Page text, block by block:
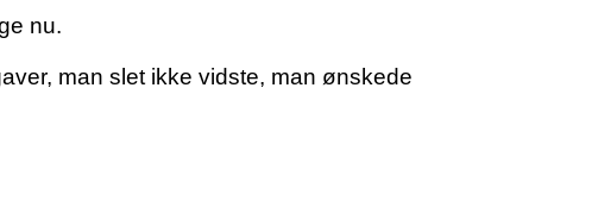
nu.
man slet ikke vidste, man ønskede